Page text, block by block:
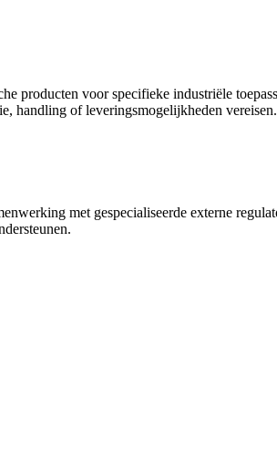
producten voor specifieke industriële
handling of leveringsmogelijkheden vereisen.
met gespecialiseerde externe